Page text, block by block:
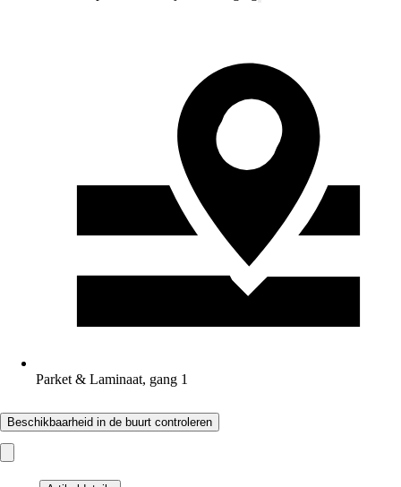
Parket & Laminaat, gang 1
Beschikbaarheid in de buurt controleren